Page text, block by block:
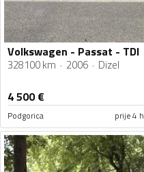
Volkswagen - Passat - TDI
328100 km 2006 Dizel
4 500€
Podgorica prije 4 h